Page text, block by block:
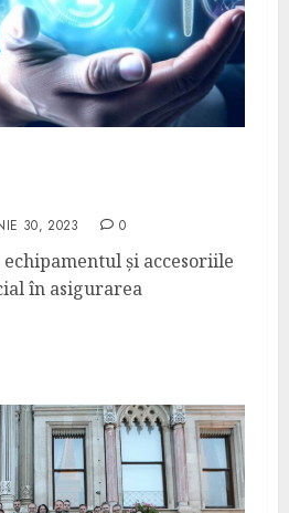
30, 2023 0
și accesoriile
în asigurarea